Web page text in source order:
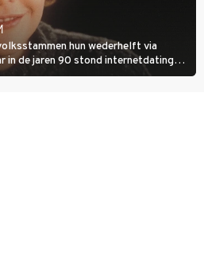
hun wederhelft via
in de jaren 90 stond internetdating
de film You've Got Mail zie je dat